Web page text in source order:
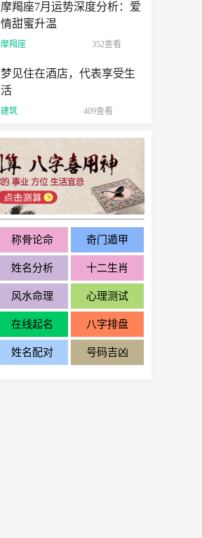
摩羯座7月运势深度分析：爱
情甜蜜升温
摩羯座 352查看
梦见住在酒店，代表享受生
活
建筑 409查看
称骨论命 奇门遁甲
姓名分析 十二生肖
风水命理 心理测试
在线起名 八字排盘
姓名配对 号码吉凶